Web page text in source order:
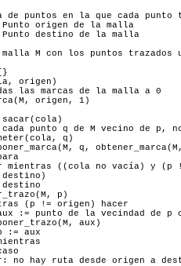
de puntos en la que cada punto
origen de la malla
destino de la malla
M con los puntos trazados
origen)
las marcas de la malla a 0
origen, 1)
punto q de M vecino de p,
q)
q,
mientras ((cola no vacía) y (p
p)
(p != origen) hacer
:= punto de la vecindad de p
aux)
:= aux
no hay ruta desde origen a